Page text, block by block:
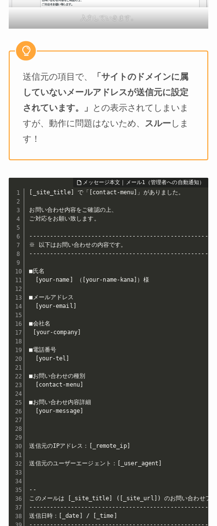
入力していきます。
送信元の項目で、
「サイトのドメインに属
していないメールアドレスが送信元に設定
されています。」
との表示されてしまいま
すが、動作に問題はないため、
スルー しま
す！
[_site_title] で「[contact-menu]」がありました。
お問い合わせ内容をご確認の上、
ご対応をお願い致します。
※ 以下はお問い合わせの内容です。
■氏名
[your-name] （[your-name-kana]）様
■メールアドレス
[your-email]
■会社名
[your-company]
■電話番号
[your-tel]
■お問い合わせの種別
[contact-menu]
■お問い合わせ内容詳細
[your-message]
送信元のIPアドレス：[_remote_ip]
送信元のユーザーエージェント：[_user_agent]
--
このメールは [_site_title] ([_site_url]) のお問い合わせフォー
送信日時：[_date] / [_time]